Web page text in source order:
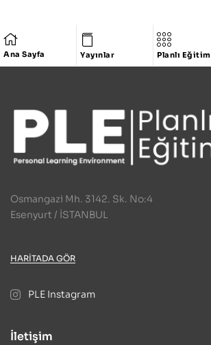
Ana Sayfa Yayınlar Planlı Eğitim
Osmangazi Mh. 3142. Sk. No:4
Esenyurt / İSTANBUL
HARITADA GÖR
PLE Instagram
İletişim